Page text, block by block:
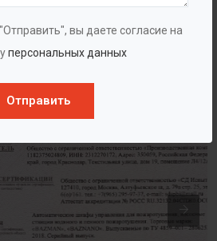
вы даете согласие на
персональных данных
Отправить